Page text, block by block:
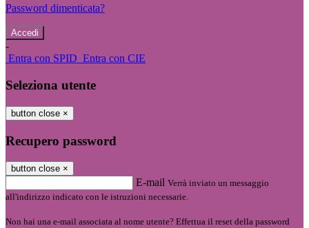
Password dimenticata?
-
Entra con SPID Entra con CIE
Seleziona utente
button close ×
Recupero password
button close ×
E-mail Verrà inviato un messaggio
all'indirizzo indicato con le istruzioni necessarie.
Non hai una e-mail associata al nome utente? Effettua il reset della password